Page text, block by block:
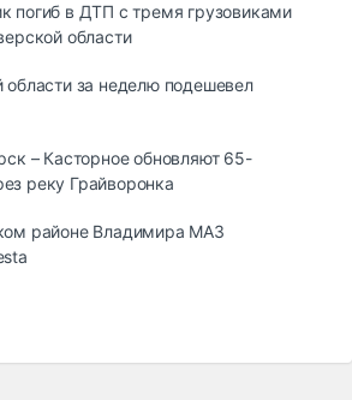
погиб в ДТП с тремя грузовиками
области
области за неделю подешевел
– Касторное обновляют 65-
реку Грайворонка
районе Владимира МАЗ